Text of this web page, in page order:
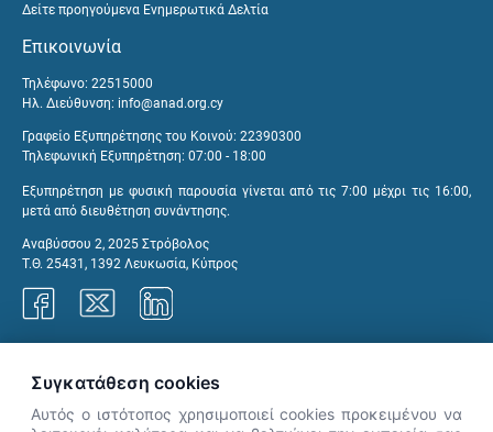
Δείτε προηγούμενα Ενημερωτικά Δελτία
Επικοινωνία
Τηλέφωνο: 22515000
Ηλ. Διεύθυνση: info@anad.org.cy
Γραφείο Εξυπηρέτησης του Κοινού: 22390300
Τηλεφωνική Εξυπηρέτηση: 07:00 - 18:00
Εξυπηρέτηση με φυσική παρουσία γίνεται από τις 7:00 μέχρι τις 16:00,
μετά από διευθέτηση συνάντησης.
Αναβύσσου 2, 2025 Στρόβολος
Τ.Θ. 25431, 1392 Λευκωσία, Κύπρος
Συγκατάθεση cookies
Αυτός ο ιστότοπος χρησιμοποιεί cookies προκειμένου να